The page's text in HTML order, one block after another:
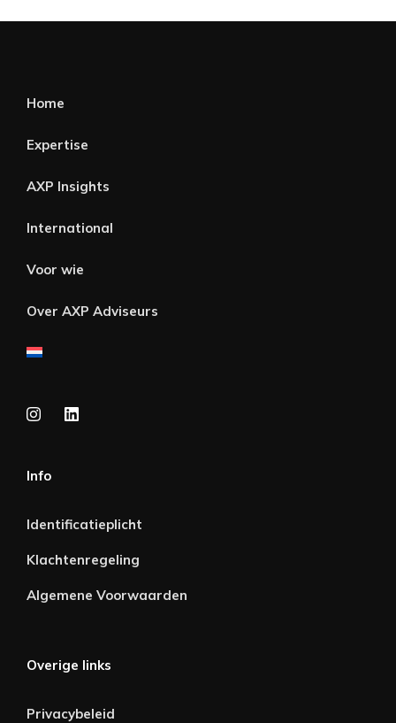
Home
Expertise
AXP Insights
International
Voor wie
Over AXP Adviseurs
Info
Identificatieplicht
Klachtenregeling
Algemene Voorwaarden
Overige links
Privacybeleid